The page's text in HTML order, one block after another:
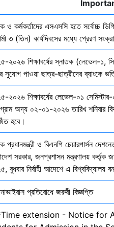
ও কর্মকর্তাদের এসএসসি হতে সর্বোচ্চ
৩ (তিন) কার্যদিবসের মধ্যে প্রেরণ
২০২৬ শিক্ষাবর্ষের স্নাতক (লেভেল-১,
সুযোগ পাওয়া ছাত্র-ছাত্রীদের ব্যাংকে
২০২৬ শিক্ষাবর্ষের লেভেল-০১ সেমিস্টার-
অদ্য ০২-০১-২০২৬ তারিখ শনিবার
হবে।
প্রধানমন্ত্রী ও বিএনপি চেয়ারপার্সন
সরকার, জনপ্রশাসন মন্ত্রণালয় কর্তৃক
বুধবার নির্বাহী আদেশে এ বিশ্ববিদ্যালয়
প্রতিরোধে জরুরী বিজ্ঞপ্তি
extension - Notice for